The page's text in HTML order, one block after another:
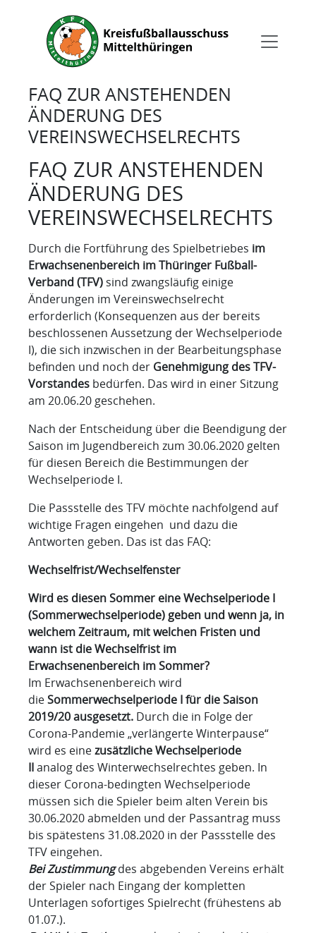
FAQ ZUR ANSTEHENDEN
ÄNDERUNG DES
VEREINSWECHSELRECHTS
FAQ ZUR ANSTEHENDEN
ÄNDERUNG DES
VEREINSWECHSELRECHTS
Durch die Fortführung des Spielbetriebes im
Erwachsenenbereich im Thüringer Fußball-
Verband (TFV) sind zwangsläufig einige
Änderungen im Vereinswechselrecht
erforderlich (Konsequenzen aus der bereits
beschlossenen Aussetzung der Wechselperiode
I), die sich inzwischen in der Bearbeitungsphase
befinden und noch der Genehmigung des TFV-
Vorstandes bedürfen. Das wird in einer Sitzung
am 20.06.20 geschehen.
Nach der Entscheidung über die Beendigung der
Saison im Jugendbereich zum 30.06.2020 gelten
für diesen Bereich die Bestimmungen der
Wechselperiode I.
Die Passstelle des TFV möchte nachfolgend auf
wichtige Fragen eingehen und dazu die
Antworten geben. Das ist das FAQ:
Wechselfrist/Wechselfenster
Wird es diesen Sommer eine Wechselperiode I
(Sommerwechselperiode) geben und wenn ja, in
welchem Zeitraum, mit welchen Fristen und
wann ist die Wechselfrist im
Erwachsenenbereich im Sommer?
Im Erwachsenenbereich wird
dieSommerwechselperiode I für die Saison
2019/20 ausgesetzt. Durch die in Folge der
Corona-Pandemie „verlängerte Winterpause“
wird es einezusätzliche Wechselperiode
IIanalog des Winterwechselrechtes geben. In
dieser Corona-bedingten Wechselperiode
müssen sich die Spieler beim alten Verein bis
30.06.2020 abmelden und der Passantrag muss
bis spätestens 31.08.2020 in der Passstelle des
TFV eingehen.
Bei Zustimmungdes abgebenden Vereins erhält
der Spieler nach Eingang der kompletten
Unterlagen sofortiges Spielrecht (frühestens ab
01.07.).